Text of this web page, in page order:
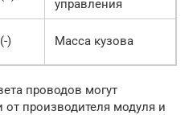
управления
) Масса кузова
проводов могут
от производителя модуля и